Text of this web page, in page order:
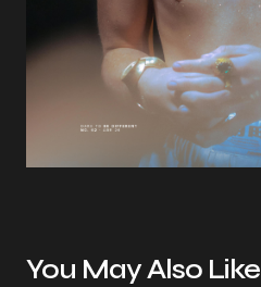
You May Also Like